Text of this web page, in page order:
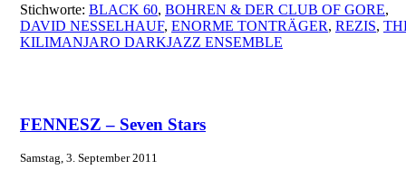
Stichworte: BLACK 60, BOHREN & DER CLUB OF GORE,
DAVID NESSELHAUF, ENORME TONTRÄGER, REZIS,
KILIMANJARO DARKJAZZ ENSEMBLE
FENNESZ – Seven Stars
Samstag, 3. September 2011